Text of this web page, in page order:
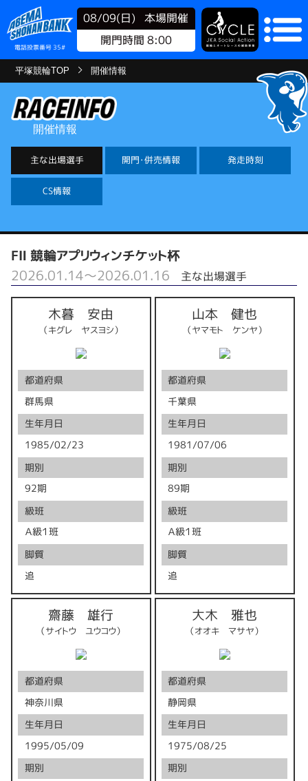
電話投票番号 35#
08/09(日)
本場開催
開門時間 8:00
平塚競輪TOP 開催情報
開催情報
主な出場選手 開門・併売情報 発走時刻
CS情報
FⅡ 競輪アプリウィンチケット杯
2026.01.14～2026.01.16
主な出場選手
木暮 安由
（キグレ ヤスヨシ）
都道府県
群馬県
生年月日
1985/02/23
期別
92期
級班
Ａ級１班
脚質
追
山本 健也
（ヤマモト ケンヤ）
都道府県
千葉県
生年月日
1981/07/06
期別
89期
級班
Ａ級１班
脚質
追
齋藤 雄行
（サイトウ ユウコウ）
都道府県
神奈川県
生年月日
1995/05/09
期別
大木 雅也
（オオキ マサヤ）
都道府県
静岡県
生年月日
1975/08/25
期別